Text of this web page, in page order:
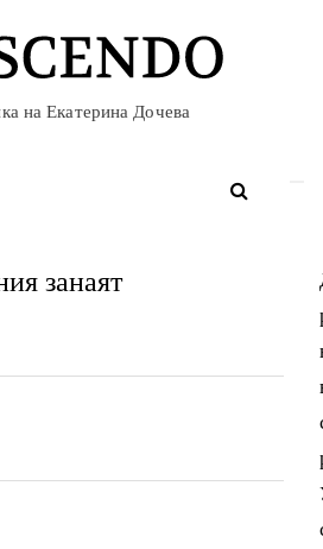
на Екатерина Дочева
занаят